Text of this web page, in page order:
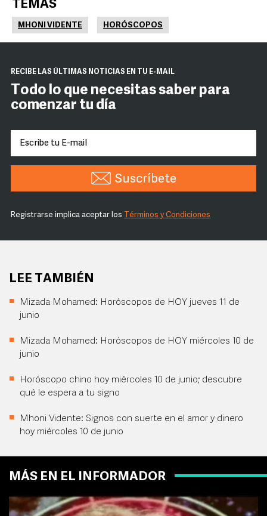
TEMAS
MHONI VIDENTE HORÓSCOPOS
RECIBE LAS ÚLTIMAS NOTICIAS EN TU E-MAIL
Todo lo que necesitas saber para
comenzar tu día
Suscríbete
Registrarse implica aceptar los Términos y Condiciones
LEE TAMBIÉN
Mizada Mohamed: Horóscopos de HOY jueves 11 de
junio
Mizada Mohamed: Horóscopos de HOY miércoles 10 de
junio
Horóscopo chino hoy miércoles 10 de junio; descubre
qué le espera a tu signo
Mhoni Vidente: Signos con suerte en el amor y dinero
hoy miércoles 10 de junio
MÁS EN EL INFORMADOR